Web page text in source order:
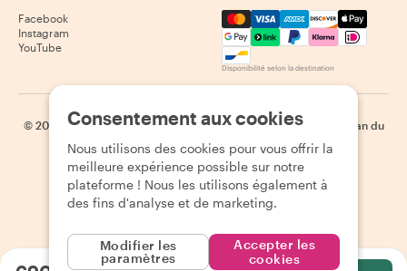
Facebook
Instagram
YouTube
Mastercard, Visa, Amex,
Disponibilité selon la destination
© 2026 Withlocals.com | Politique de confidentialité | Cookies
Plan du
site
Consentement aux cookies
Nous utilisons des cookies pour vous offrir la
meilleure expérience possible sur notre
plateforme ! Nous les utilisons également à
des fins d'analyse et de marketing.
Modifier les
paramètres
Accepter les
cookies